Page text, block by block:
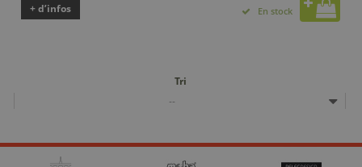
+ d’infos En stock
Tri
--